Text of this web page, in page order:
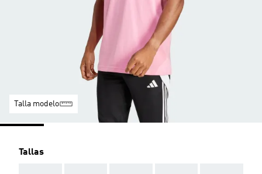
Talla modelo
Tallas